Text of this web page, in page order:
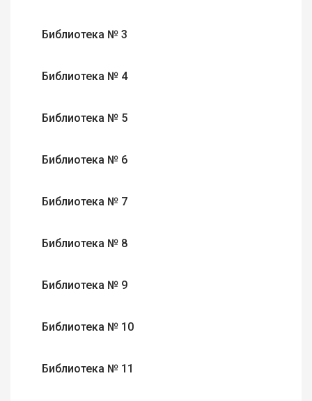
Библиотека № 3
Библиотека № 4
Библиотека № 5
Библиотека № 6
Библиотека № 7
Библиотека № 8
Библиотека № 9
Библиотека № 10
Библиотека № 11